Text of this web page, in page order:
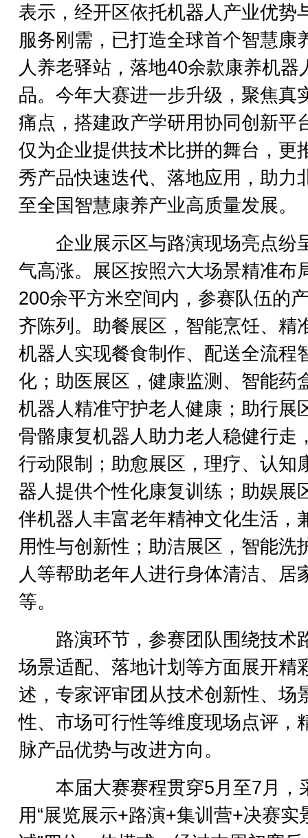
表示，经开区依托机器人产业优势
服务刚需，已打造全球首个智慧康
人养老驿站，落地40余款康养机器
品。今年大赛进一步升级，聚焦真
痛点，搭建政产学研用协同创新平
仅为企业提供技术比拼的舞台，更
秀产品快速迭代、落地应用，助力
至全国智慧康养产业高质量发展。
企业展示区与路演现场亮点纷
气高涨。展区按照六大场景精准布
200余平方米空间内，参赛队伍的
齐陈列。助餐展区，智能烹饪、精
机器人实现餐食制作、配送全流程
化；助医展区，健康监测、智能药
机器人精准守护老人健康；助行展
骨骼康复机器人助力老人稳健行走
行动限制；助愈展区，理疗、认知
器人提供个性化康复训练；助娱展
伴机器人丰富老年精神文化生活，
用性与创新性；助洁展区，智能洗
人等帮助老年人进行身体清洁、居
等。
路演环节，参赛团队围绕技术
场景适配、落地计划等方面展开精
述，专家评审团从技术创新性、场
性、市场可行性等维度现场点评，
脉产品优势与改进方向。
本届大赛赛程贯穿5月至7月，
用“展览展示+路演+集训营+决赛实